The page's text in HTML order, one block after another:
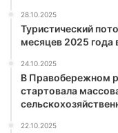
28.10.2025
Туристический
месяцев 2025 года
24.10.2025
В Правобережном
стартовала
22.10.2025